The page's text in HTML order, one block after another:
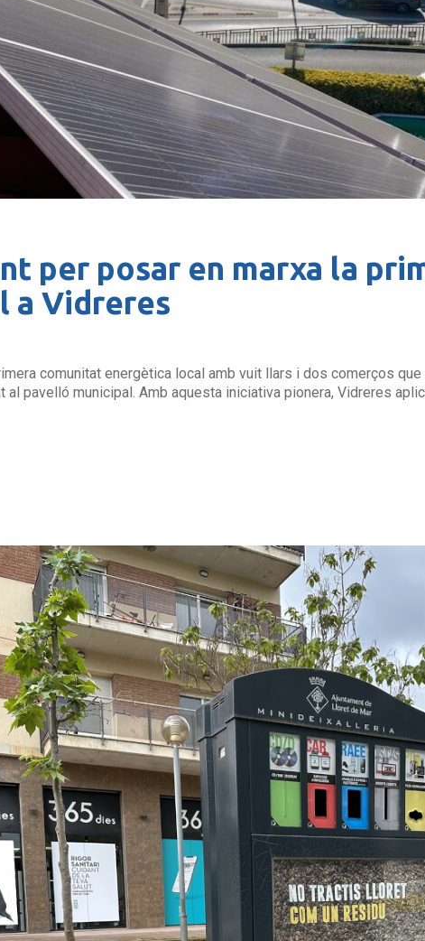
per posar en marxa la
a Vidreres
comunitat energètica local amb vuit llars i dos comerços
al pavelló municipal. Amb aquesta iniciativa pionera, Vidreres